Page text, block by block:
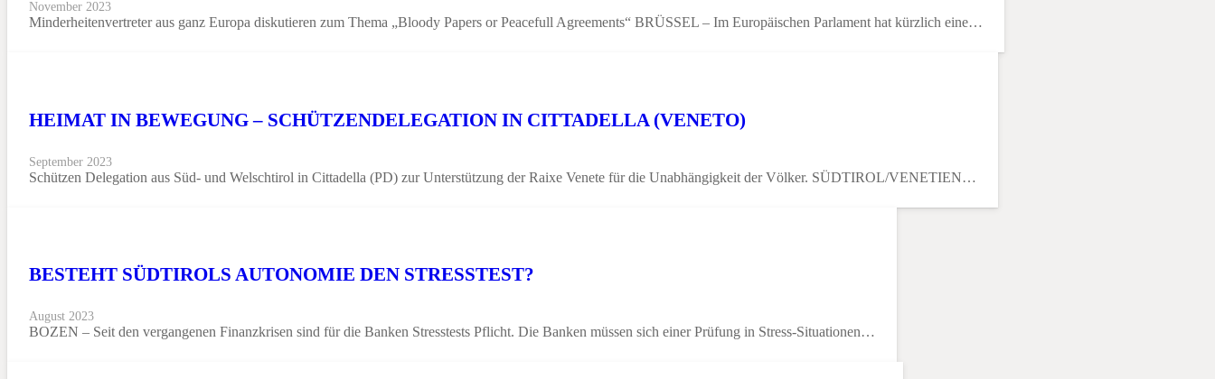
November 2023
Minderheitenvertreter aus ganz Europa diskutieren zum Thema „Bloody Papers or Peacefull Agreements“ BRÜSSEL – Im Europäischen Parlament hat kürzlich eine…
HEIMAT IN BEWEGUNG – SCHÜTZENDELEGATION IN CITTADELLA (VENETO)
September 2023
Schützen Delegation aus Süd- und Welschtirol in Cittadella (PD) zur Unterstützung der Raixe Venete für die Unabhängigkeit der Völker. SÜDTIROL/VENETIEN…
BESTEHT SÜDTIROLS AUTONOMIE DEN STRESSTEST?
August 2023
BOZEN – Seit den vergangenen Finanzkrisen sind für die Banken Stresstests Pflicht. Die Banken müssen sich einer Prüfung in Stress-Situationen…